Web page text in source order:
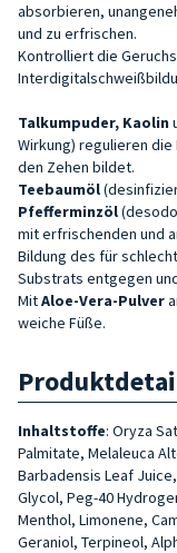
absorbieren,
und zu erfrischen.
Kontrolliert die
Talkumpuder, Kaolin
Wirkung) regulieren
den Zehen bildet.
Teebaumöl
Pfefferminzöl
mit erfrischenden und
Bildung des für
Substrats entgegen
MitAloe-Vera-Pulver
weiche Füße.
Inhaltstoffe: Oryza
Palmitate, Melaleuca
Barbadensis Leaf
Glycol, Peg-40
Menthol, Limonene,
Geraniol, Terpineol,